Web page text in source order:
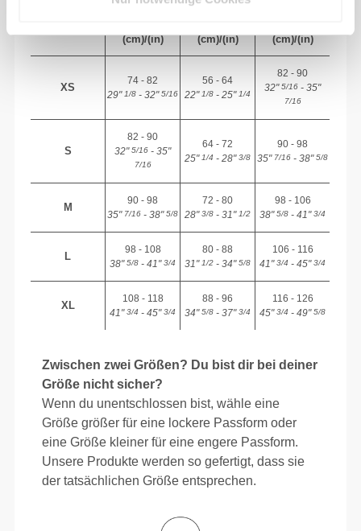
(cm)/(in)
(cm)/(in)
(cm)/(in)
XS
74 - 82
29"1/8 - 32"5/16
56 - 64
22"1/8 - 25"1/4
82 - 90
32"5/16 - 35"
7/16
S
82 - 90
32"5/16 - 35"
7/16
64 - 72
25"1/4 - 28"3/8
90 - 98
35"7/16 - 38"5/8
M
90 - 98
35"7/16 - 38"5/8
72 - 80
28"3/8 - 31"1/2
98 - 106
38"5/8 - 41"3/4
L
98 - 108
38"5/8 - 41"3/4
80 - 88
31"1/2 - 34"5/8
106 - 116
41"3/4 - 45"3/4
XL
108 - 118
41"3/4 - 45"3/4
88 - 96
34"5/8 - 37"3/4
116 - 126
45"3/4 - 49"5/8
Zwischen zwei Größen? Du bist dir bei deiner
Größe nicht sicher?
Wenn du unentschlossen bist, wähle eine
Größe größer für eine lockere Passform oder
eine Größe kleiner für eine engere Passform.
Unsere Produkte werden so gefertigt, dass sie
der tatsächlichen Größe entsprechen.